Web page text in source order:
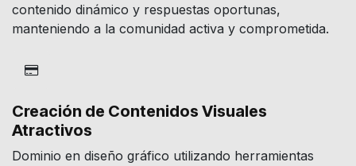
contenido dinámico y respuestas oportunas,
manteniendo a la comunidad activa y comprometida.
Creación de Contenidos Visuales
Atractivos
Dominio en diseño gráfico utilizando herramientas